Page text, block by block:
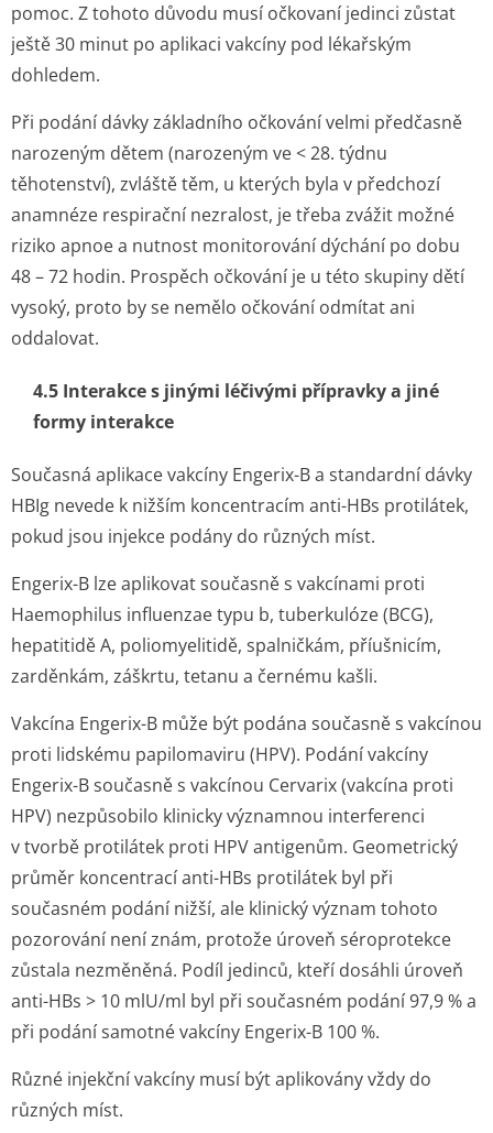
pomoc. Z tohoto důvodu musí očkovaní jedinci zůstat
ještě 30 minut po aplikaci vakcíny pod lékařským
dohledem.
Při podání dávky základního očkování velmi předčasně
narozeným dětem (narozeným ve < 28. týdnu
těhotenství), zvláště těm, u kterých byla v předchozí
anamnéze respirační nezralost, je třeba zvážit možné
riziko apnoe a nutnost monitorování dýchání po dobu
48 – 72 hodin. Prospěch očkování je u této skupiny dětí
vysoký, proto by se nemělo očkování odmítat ani
oddalovat.
4.5 Interakce s jinými léčivými přípravky a jiné
formy interakce
Současná aplikace vakcíny Engerix-B a standardní dávky
HBIg nevede k nižším koncentracím anti-HBs protilátek,
pokud jsou injekce podány do různých míst.
Engerix-B lze aplikovat současně s vakcínami proti
Haemophilus influenzaetypu b, tuberkulóze (BCG),
hepatitidě A, poliomyelitidě, spalničkám, příušnicím,
zarděnkám, záškrtu, tetanu a černému kašli.
Vakcína Engerix-B může být podána současně s vakcínou
proti lidskému papilomaviru (HPV). Podání vakcíny
Engerix-B současně s vakcínou Cervarix (vakcína proti
HPV) nezpůsobilo klinicky významnou interferenci
v tvorbě protilátek proti HPV antigenům. Geometrický
průměr koncentrací anti-HBs protilátek byl při
současném podání nižší, ale klinický význam tohoto
pozorování není znám, protože úroveň séroprotekce
zůstala nezměněná. Podíl jedinců, kteří dosáhli úroveň
anti-HBs > 10 mlU/ml byl při současném podání 97,9 % a
při podání samotné vakcíny Engerix-B 100 %.
Různé injekční vakcíny musí být aplikovány vždy do
různých míst.